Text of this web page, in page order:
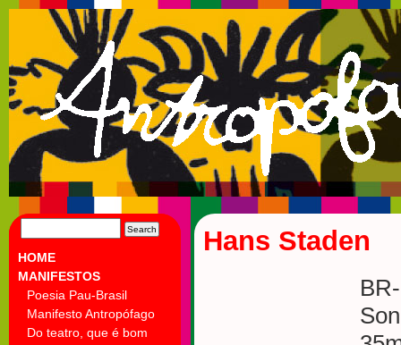
FOR:
HOME
MANIFESTOS
Poesia Pau-Brasil
Manifesto Antropófago
Do teatro, que é bom
Hans Staden